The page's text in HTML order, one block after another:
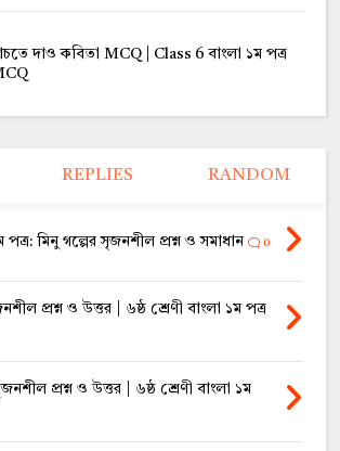
দাও কবিতা MCQ | Class 6 বাংলা ১ম পত্র
REPLIES RANDOM
পত্র: মিনু গল্পের সৃজনশীল প্রশ্ন ও সমাধান 0
প্রশ্ন ও উত্তর | ৬ষ্ঠ শ্রেণী বাংলা ১ম পত্র
প্রশ্ন ও উত্তর | ৬ষ্ঠ শ্রেণী বাংলা ১ম